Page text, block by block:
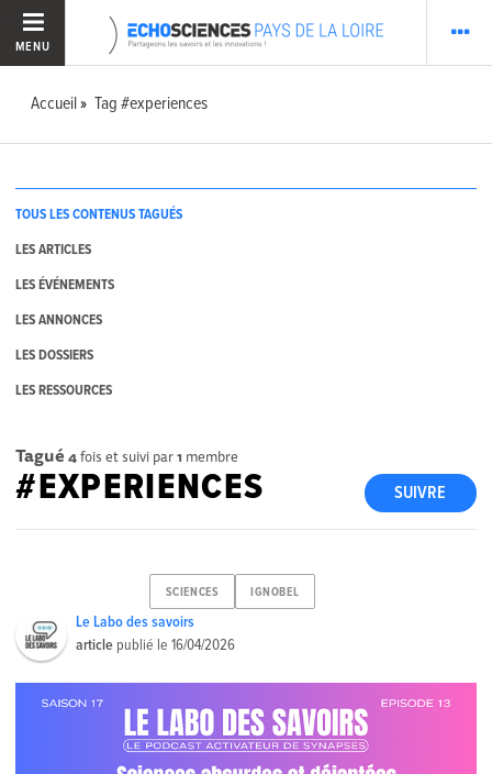
MENU
Accueil Tag #experiences
TOUS LES CONTENUS TAGUÉS
LES ARTICLES
LES ÉVÉNEMENTS
LES ANNONCES
LES DOSSIERS
LES RESSOURCES
Tagué 4fois et suivi par1 membre
SUIVRE
#EXPERIENCES
SCIENCES IGNOBEL
Le Labo des savoirs
article publié le16/04/2026